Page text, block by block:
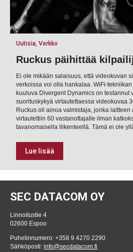
Uutisia, Verkko
Ruckus päihittää
Ei ole mikään salaisuus, että videokuvan
verkoissa voi olla hankalaa. WiFi-
kuuluva Divergent Dynamics on testannut
suorituskykyä virtautettaessa videokuvaa
Ruckus oli ainoa valmistaja, jonka
virtautettiin 60 vastanottajalle ilman
tavanomaisella liikenteellä. Tämä ei ole
Lue lisää
SEC DATACOM OY
Linnoitustie 4
02600 Espoo
Puhelinnumero: +358 9 4270 2290
Sähköposti:info@secdatacom.fi